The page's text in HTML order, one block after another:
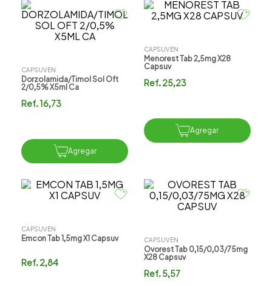
CAPSUVEN
Dorzolamida/timol Sol Oft
2/0,5% X5ml Ca
Ref.16,73
Agregar
CAPSUVEN
Menorest Tab 2,5mg X28
Capsuv
Ref.25,23
Agregar
CAPSUVEN
Emcon Tab 1,5mg X1 Capsuv
Ref.2,84
CAPSUVEN
Ovorest Tab 0,15/0,03/75mg
X28 Capsuv
Ref.5,57